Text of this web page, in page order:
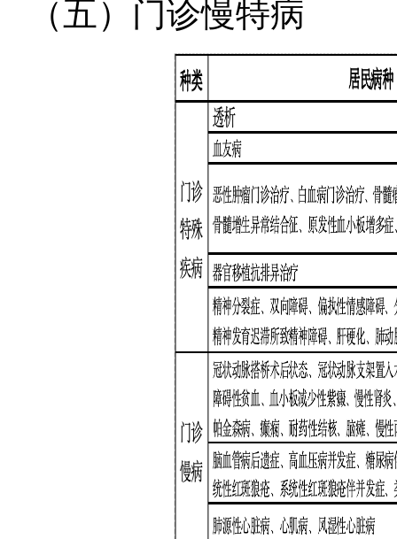
（五）门诊慢特病